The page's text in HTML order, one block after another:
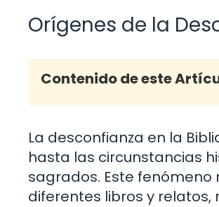
Orígenes de la
Contenido de este
La desconfianza en la
hasta las circunstancias
sagrados. Este fenómeno
diferentes libros y